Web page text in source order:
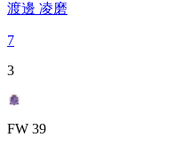
渡邊 凌磨
7
3
FW 39